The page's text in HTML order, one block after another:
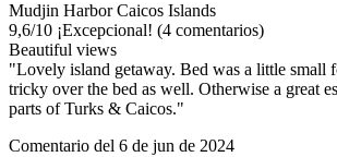
Mudjin Harbor Caicos Islands
9,6/10 ¡Excepcional! (4 comentarios)
Beautiful views
"Lovely island getaway. Bed was a little small
tricky over the bed as well. Otherwise a great
parts of Turks & Caicos."
Comentario del 6 de jun de 2024